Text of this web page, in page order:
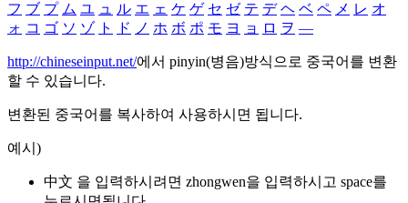
フ ブ プ ム ユ ュ ル エ ェ ケ ゲ セ ゼ テ デ ヘ ベ ペ メ レ オ
ォ コ ゴ ソ ゾ ト ド ノ ホ ボ ポ モ ヨ ョ ロ ヲ ―
http://chineseinput.net/에서 pinyin(병음)방식으로 중국어를 변환
할 수 있습니다.
변환된 중국어를 복사하여 사용하시면 됩니다.
예시)
中文 을 입력하시려면 zhongwen을 입력하시고 space를